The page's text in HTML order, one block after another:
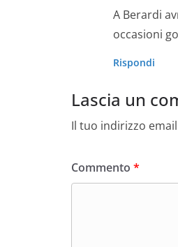
A Berardi
occasioni
Rispondi
Lascia un
Il tuo indirizzo
Commento *